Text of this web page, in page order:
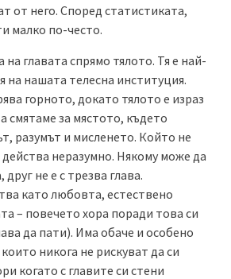
от него. Според статистиката,
малко по-често.
на главата спрямо тялото. Тя е най-
на нашата телесна институция.
горното, докато тялото е израз
смятаме за мястото, където
разумът и мисленето. Който не
действа неразумно. Някому може да
не е с трезва глава.
като любовта, естествено
– повечето хора поради това си
да пати). Има обаче и особено
никога не рискуват да си
когато с главите си стени